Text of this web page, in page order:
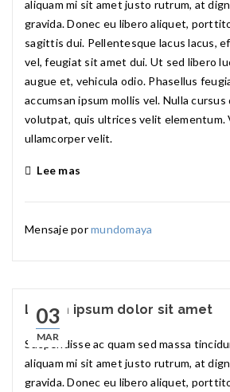
aliquam mi sit amet justo rutrum, at
gravida. Donec eu libero aliquet,
sagittis dui. Pellentesque lacus lacus,
vel, feugiat sit amet dui. Ut sed libero
augue et, vehicula odio. Phasellus
accumsan ipsum mollis vel. Nulla
volutpat, quis ultrices velit elementum.
ullamcorper velit.
Lee mas
Mensaje pormundomaya
03
MAR
Lorem ipsum dolor sit amet
Suspendisse ac quam sed massa
aliquam mi sit amet justo rutrum, at
gravida. Donec eu libero aliquet,